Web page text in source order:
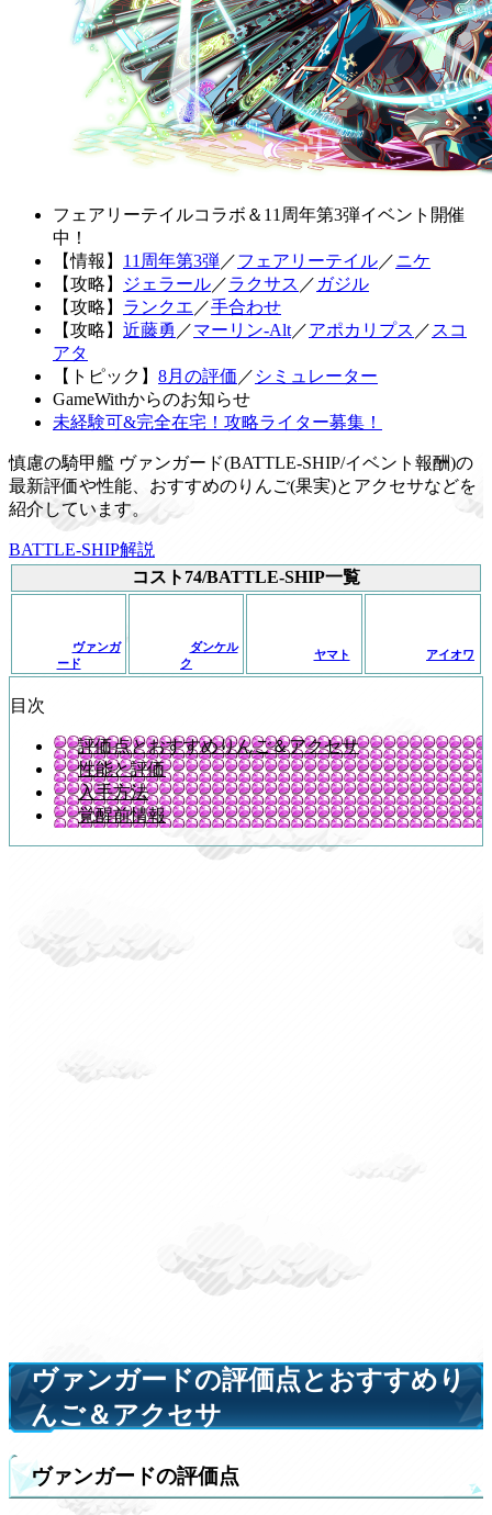
フェアリーテイルコラボ＆11周年第3弾イベント開催
中！
【情報】 11周年第3弾／フェアリーテイル／ニケ
【攻略】
ジェラール／ラクサス ／ ガジル
【攻略】 ランクエ ／手合わせ
【攻略】 近藤勇 ／マーリン-Alt／アポカリプス ／ スコ
アタ
【トピック】 8月の評価 ／ シミュレーター
GameWithからのお知らせ
未経験可&完全在宅！攻略ライター募集！
慎慮の騎甲艦 ヴァンガード(BATTLE-SHIP/イベント報酬)の
最新評価や性能、おすすめのりんご(果実)とアクセサなどを
紹介しています。
BATTLE-SHIP解説
コスト74/BATTLE-SHIP一覧
ヴァンガ
ード
ダンケル
ク
ヤマト アイオワ
目次
評価点とおすすめりんご＆アクセサ
性能と評価
入手方法
覚醒前情報
ヴァンガードの評価点とおすすめり
んご＆アクセサ
ヴァンガードの評価点